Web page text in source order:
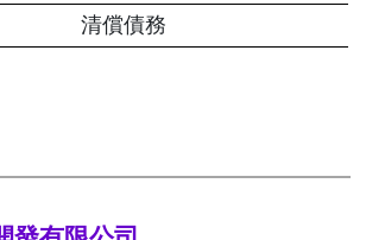
清償債務